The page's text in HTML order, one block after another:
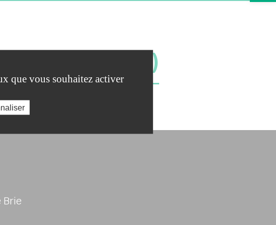
/ CHIFFRES)
Brie
que vous souhaitez activer